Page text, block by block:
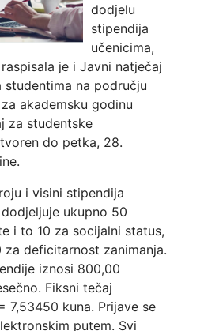
dodjelu
stipendija
učenicima,
je i Javni natječaj
na području
akademsku godinu
za studentske
do petka, 28.
i visini stipendija
ukupno 50
i to 10 za socijalni status,
deficitarnost zanimanja.
iznosi 800,00
Fiksni tečaj
7,53450 kuna. Prijave se
putem. Svi